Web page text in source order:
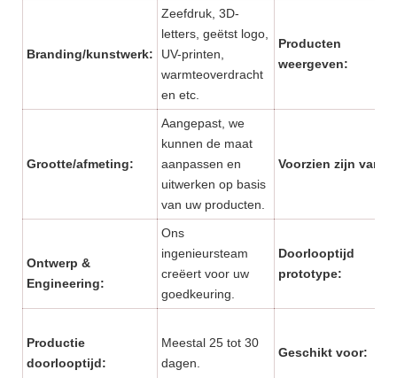
Branding/kunstwerk:
Zeefdruk, 3D-
letters, geëtst logo,
UV-printen,
warmteoverdracht
en etc.
Producten
weergeven:
Grootte/afmeting:
Aangepast, we
kunnen de maat
aanpassen en
uitwerken op basis
van uw producten.
Voorzien zijn van:
Ontwerp &
Engineering:
Ons
ingenieursteam
creëert voor uw
goedkeuring.
Doorlooptijd
prototype:
Productie
doorlooptijd:
Meestal 25 tot 30
dagen.
Geschikt voor: